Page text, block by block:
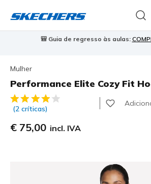
🎒 Guia de regresso às aulas:
Mulher
Performance Elite Cozy Fit
3$9 de 5 – Classificação do cliente
(2 críticas)
€ 75,00 incl. IVA